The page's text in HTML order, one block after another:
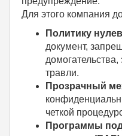
Для этого компания
Политику
документ,
травли.
Прозрачный
четкой
Программы